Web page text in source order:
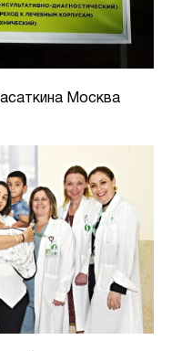
Москва